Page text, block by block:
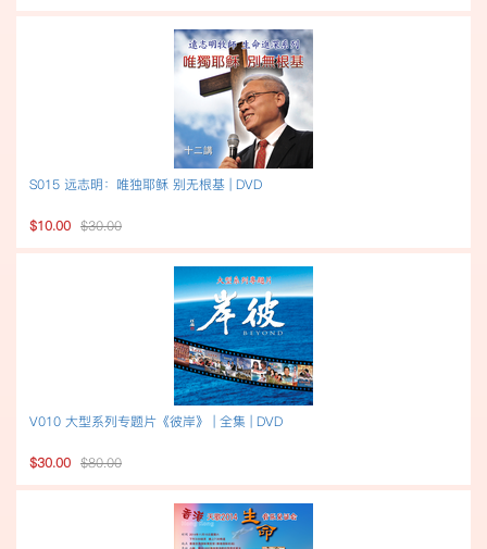
S015 远志明：唯独耶稣 别无根基 | DVD
$10.00 $30.00
V010 大型系列专题片《彼岸》 | 全集 | DVD
$30.00 $80.00